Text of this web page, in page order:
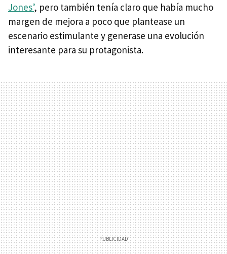
Jones’, pero también tenía claro que había mucho
margen de mejora a poco que plantease un
escenario estimulante y generase una evolución
interesante para su protagonista.